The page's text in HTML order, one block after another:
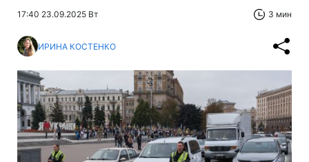
17:40 23.09.2025 Вт 3 мин
ИРИНА КОСТЕНКО